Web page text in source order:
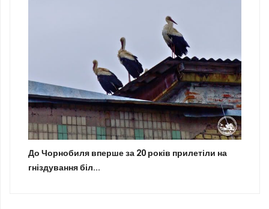
До Чорнобиля вперше за 20 років прилетіли на
гніздування біл...